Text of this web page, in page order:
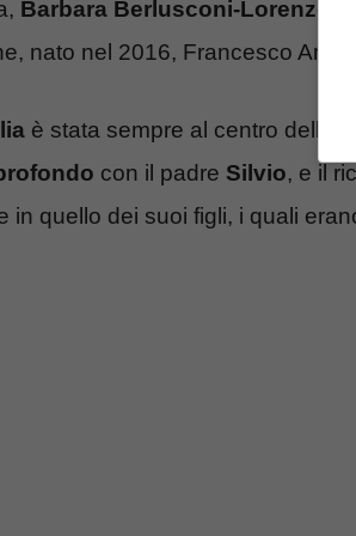
Barbara Berlusconi-Lorenzo
nato nel 2016, Francesco
è stata sempre al centro della
con il padre Silvio, e il
in quello dei suoi figli, i quali